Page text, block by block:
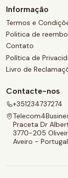
Informação
Termos e
Politica de
Contato
Política de
Livro de
Contacte-nos
+351234737274
Praceta Dr
3770-205
Aveiro - Portugal